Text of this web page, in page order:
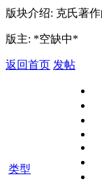
版块介绍: 克氏著
版主: *空缺中*
返回首页 发帖
类型